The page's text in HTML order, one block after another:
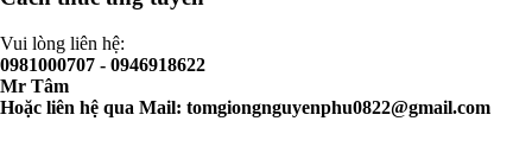
Vui lòng liên hệ:
0981000707 - 0946918622
Mr Tâm
Hoặc liên hệ qua Mail: tomgiongnguyenphu0822@gmail.com